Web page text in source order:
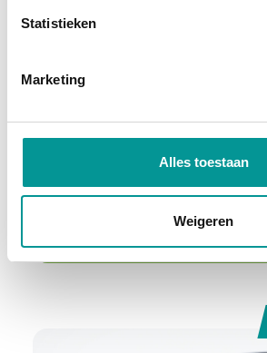
Statistieken
Marketing
Alles toestaan
Weigeren
Handgeschakeld - 157599km - 2020
70 maanden
Deze auto bekijken